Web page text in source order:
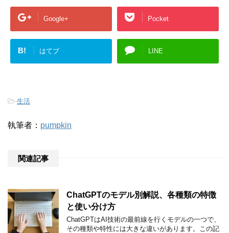
Google+ Pocket
B! はてブ LINE
-生活
執筆者： pumpkin
関連記事
ChatGPTのモデル別解説、各種類の特徴
と使い分け方
ChatGPTはAI技術の最前線を行くモデルの一つで、
その種類や特性には大きな違いがあります。この記